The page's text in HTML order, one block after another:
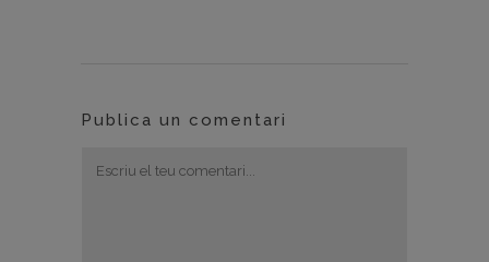
Publica un comentari